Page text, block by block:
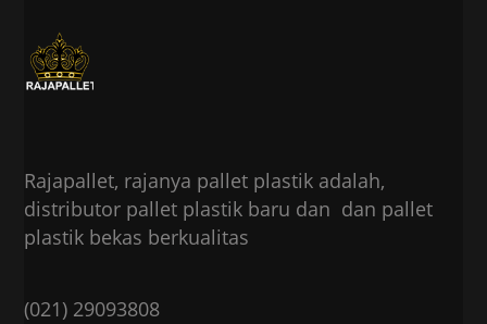
Rajapallet, rajanya pallet plastik adalah,
distributor pallet plastik baru dan dan pallet
plastik bekas berkualitas
(021) 29093808